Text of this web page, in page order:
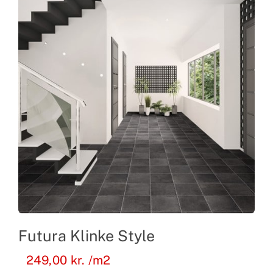
Futura Klinke Style
249,00 kr. /m2